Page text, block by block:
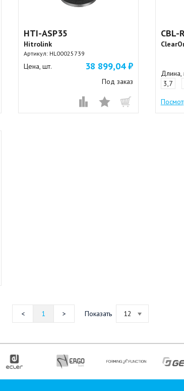
HTI-ASP35
Hitrolink
Артикул: HL00025739
Цена, шт. 38 899,04 ₽
Под заказ
CBL-
Длина,
3,7
1 Показать 12